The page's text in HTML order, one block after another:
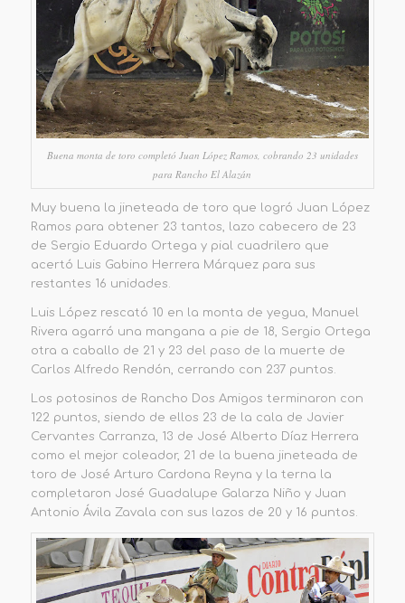
Buena monta de toro completó Juan López Ramos, cobrando 23 unidades
para Rancho El Alazán
Muy buena la jineteada de toro que logró Juan López
Ramos para obtener 23 tantos, lazo cabecero de 23
de Sergio Eduardo Ortega y pial cuadrilero que
acertó Luis Gabino Herrera Márquez para sus
restantes 16 unidades.
Luis López rescató 10 en la monta de yegua, Manuel
Rivera agarró una mangana a pie de 18, Sergio Ortega
otra a caballo de 21 y 23 del paso de la muerte de
Carlos Alfredo Rendón, cerrando con 237 puntos.
Los potosinos de Rancho Dos Amigos terminaron con
122 puntos, siendo de ellos 23 de la cala de Javier
Cervantes Carranza, 13 de José Alberto Díaz Herrera
como el mejor coleador, 21 de la buena jineteada de
toro de José Arturo Cardona Reyna y la terna la
completaron José Guadalupe Galarza Niño y Juan
Antonio Ávila Zavala con sus lazos de 20 y 16 puntos.